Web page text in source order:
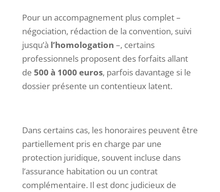
Pour un accompagnement plus complet –
négociation, rédaction de la convention, suivi
jusqu’à l’homologation –, certains
professionnels proposent des forfaits allant
de 500 à 1000 euros, parfois davantage si le
dossier présente un contentieux latent.
Dans certains cas, les honoraires peuvent être
partiellement pris en charge par une
protection juridique, souvent incluse dans
l’assurance habitation ou un contrat
complémentaire. Il est donc judicieux de